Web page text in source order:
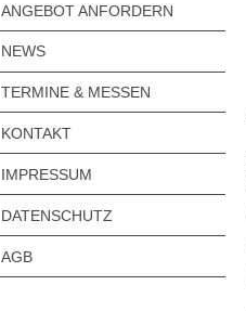
ANGEBOT ANFORDERN
NEWS
TERMINE & MESSEN
KONTAKT
IMPRESSUM
DATENSCHUTZ
AGB